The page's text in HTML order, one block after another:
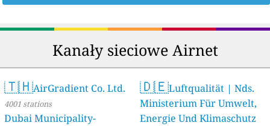
Kanały sieciowe Airnet
🇹🇭AirGradient Co. Ltd.
4001 stations
Dubai Municipality-
🇩🇪Luftqualität | Nds.
Ministerium Für Umwelt,
Energie Und Klimaschutz